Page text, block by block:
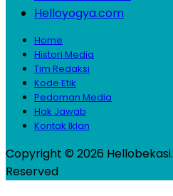
Helloyogya.com
Home
Histori Media
Tim Redaksi
Kode Etik
Pedoman Media
Hak Jawab
Kontak Iklan
Copyright © 2026
Reserved